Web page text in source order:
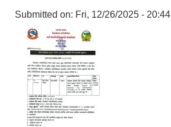
Submitted on: Fri, 12/26/2025 - 20:44